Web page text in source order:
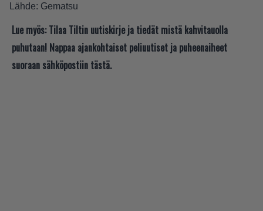
Lähde: Gematsu
Lue myös: Tilaa Tiltin uutiskirje ja tiedät mistä kahvitauolla
puhutaan! Nappaa ajankohtaiset peliuutiset ja puheenaiheet
suoraan sähköpostiin tästä.